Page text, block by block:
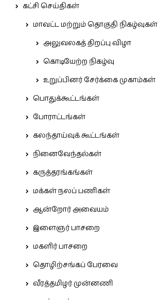
கட்சி செய்திகள்
மாவட்ட மற்றும் தொகுதி நிகழ்வுகள்
அலுவலகத் திறப்பு விழா
கொடியேற்ற நிகழ்வு
உறுப்பினர் சேர்க்கை முகாம்கள்
பொதுக்கூட்டங்கள்
போராட்டங்கள்
கலந்தாய்வுக் கூட்டங்கள்
நினைவேந்தல்கள்
கருத்தரங்கங்கள்
மக்கள் நலப் பணிகள்
ஆன்றோர் அவையம்
இளைஞர் பாசறை
மகளிர் பாசறை
தொழிற்சங்கப் பேரவை
வீரத்தமிழர் முன்னணி